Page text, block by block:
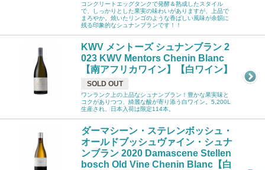
コンクリートエッグタンクで発酵＆熟成したスタイル
で、しっかりとした果実の味わいがありますが、上品で
まろやか。焼いたリンゴのような香ばしい風味が余韻に
残る印象的なシュナンブランです！！
KWV メントーズ シュナンブラン 2
023 KWV Mentors Chenin Blanc
【南アフリカワイン】【白ワイン】
SOLD OUT
ワンランク上の上品なシュナンブラン！豊かな果実味と
コクがありつつ、綺麗な酸が寄り添う白ワイン。5,200L
生産され、日本入荷は限定114本。
ダーマシーン・ステレンボッシュ・
オールドブッシュヴァイン・シュナ
ンブラン 2020 Damascene Stellen
bosch Old Vine Chenin Blanc【白